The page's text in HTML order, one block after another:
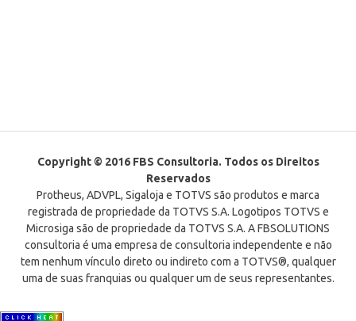
Copyright © 2016 FBS Consultoria. Todos os Direitos
Reservados
Protheus, ADVPL, Sigaloja e TOTVS são produtos e marca
registrada de propriedade da TOTVS S.A. Logotipos TOTVS e
Microsiga são de propriedade da TOTVS S.A. A FBSOLUTIONS
consultoria é uma empresa de consultoria independente e não
tem nenhum vínculo direto ou indireto com a TOTVS®, qualquer
uma de suas franquias ou qualquer um de seus representantes.